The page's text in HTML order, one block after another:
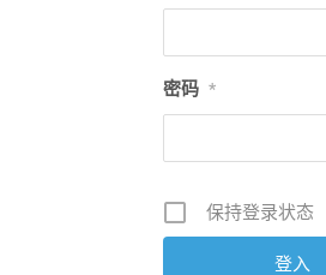
密码 *
保持登录状态